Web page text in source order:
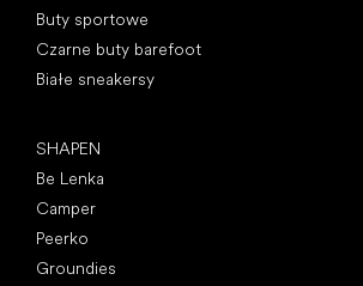
Buty sportowe
Czarne buty barefoot
Białe sneakersy
SHAPEN
Be Lenka
Camper
Peerko
Groundies